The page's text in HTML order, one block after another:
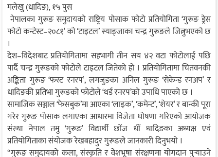
मलेखु (धादिङ), १५ पुस
नेपालका गुरूङ समुदायको राष्ट्रिय पोसाक फोटो प्रतियोगिता ‘गुरूङ ड्रेस
फोटो कन्टेस्ट–२०८१’ को ‘टाइटल’ स्याङ्जाका चन्द्र गुरूङले जित्नुभएको छ
।
देश–विदेशबाट प्रतियोगितामा सहभागी तीन सय ४२ वटा फोटोलाई पछि
पार्दै चन्द्र गुरूङको फोटोले टाइटल जितेको हो । प्रतियोगितामा चितवनकी
अङ्किता गुरूङ ‘फस्ट रनरप’, लमजुङका अनिल गुरूङ ‘सेकेन्ड रनअप’ र
धादिङकी प्रतिभा गुरूङको फोटोले ‘थर्ड रनरप’को उपाधि पाएको छ ।
सामाजिक सञ्जाल ‘फेसबुक’मा आएका ‘लाइक’, ‘कमेन्ट’, ‘शेयर’ र बान्की पूरा
गरेर गुरूङ पोसाक लगाएका आधारमा विजेता घोषणा गरिएको आयोजक
संस्था नेपाल तमु ‘गुरूङ’ विद्यार्थी छोंज धीं धादिङका अध्यक्ष एवं
प्रतियोगिताका संयोजक रेखबहादुर गुरूङले जानकारी दिनुभयो ।
“गुरूङ समुदायको कला, संस्कृति र वेशभूषा संरक्षणमा योगदान पुर्‍याउने